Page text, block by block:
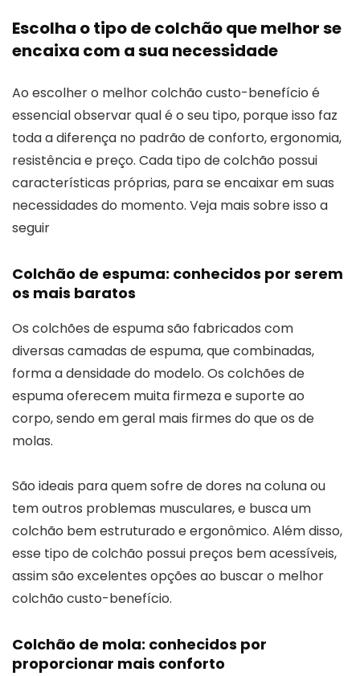
Escolha o tipo de colchão que melhor se
encaixa com a sua necessidade
Ao escolher o melhor colchão custo-benefício é
essencial observar qual é o seu tipo, porque isso faz
toda a diferença no padrão de conforto, ergonomia,
resistência e preço. Cada tipo de colchão possui
características próprias, para se encaixar em suas
necessidades do momento. Veja mais sobre isso a
seguir
Colchão de espuma: conhecidos por serem
os mais baratos
Os colchões de espuma são fabricados com
diversas camadas de espuma, que combinadas,
forma a densidade do modelo. Os colchões de
espuma oferecem muita firmeza e suporte ao
corpo, sendo em geral mais firmes do que os de
molas.
São ideais para quem sofre de dores na coluna ou
tem outros problemas musculares, e busca um
colchão bem estruturado e ergonômico. Além disso,
esse tipo de colchão possui preços bem acessíveis,
assim são excelentes opções ao buscar o melhor
colchão custo-benefício.
Colchão de mola: conhecidos por
proporcionar mais conforto